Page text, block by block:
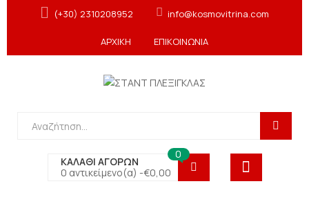
(+30) 2310208952 info@kosmovitrina.com
ΑΡΧΙΚΗ ΕΠΙΚΟΙΝΩΝΙΑ
ΚΑΛΑΘΙ ΑΓΟΡΩΝ
0 αντικείμενο(α) -€0,00
0